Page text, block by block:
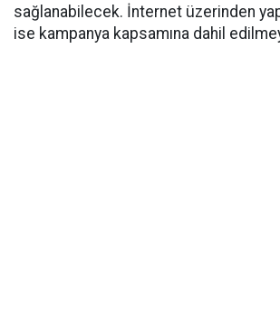
sağlanabilecek. İnternet üzerinden
ise kampanya kapsamına dahil